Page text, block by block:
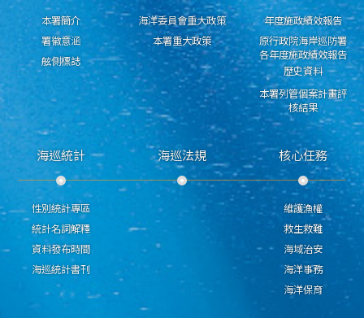
本署簡介
署徽意涵
舷側標誌
海洋委員會重大政策
本署重大政策
年度施政績效報告
原行政院海岸巡防署
各年度施政績效報告
歷史資料
本署列管個案計畫評
核結果
海巡統計
性別統計專區
統計名詞解釋
資料發布時間
海巡統計書刊
海巡法規 核心任務
維護漁權
救生救難
海域治安
海洋事務
海洋保育